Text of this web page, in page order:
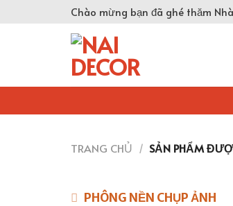
Chào mừng bạn đã ghé thăm
TRANG CHỦ / SẢN PHẨM
PHÔNG NỀN CHỤP ẢNH